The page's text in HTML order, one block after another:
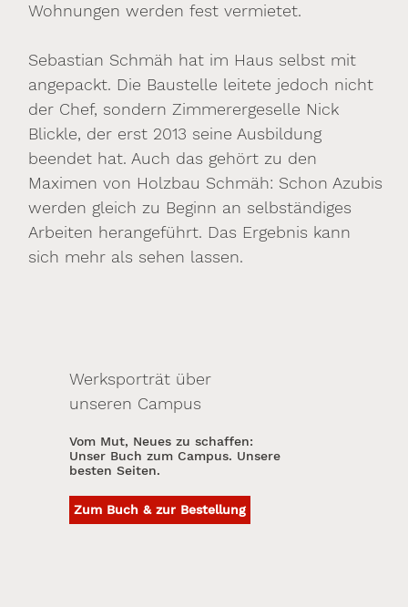
Wohnungen werden fest vermietet.
Sebastian Schmäh hat im Haus selbst mit
angepackt. Die Baustelle leitete jedoch nicht
der Chef, sondern Zimmerergeselle Nick
Blickle, der erst 2013 seine Ausbildung
beendet hat. Auch das gehört zu den
Maximen von Holzbau Schmäh: Schon Azubis
werden gleich zu Beginn an selbständiges
Arbeiten herangeführt. Das Ergebnis kann
sich mehr als sehen lassen.
Werksporträt über
unseren Campus
Vom Mut, Neues zu schaffen:
Unser Buch zum Campus. Unsere
besten Seiten.
Zum Buch & zur Bestellung